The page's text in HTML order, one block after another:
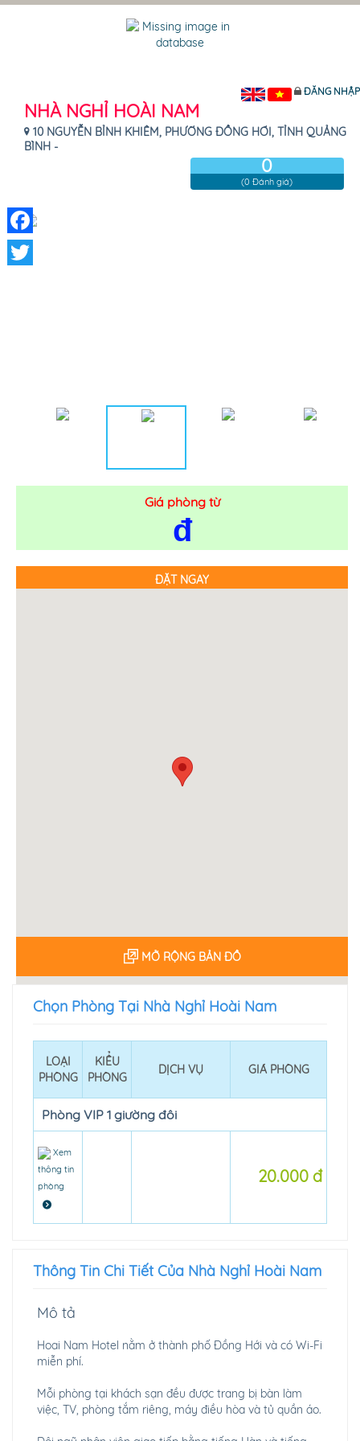
ĐĂNG NHẬP
NHÀ NGHỈ HOÀI NAM
10 NGUYỄN BỈNH KHIÊM, PHƯỜNG ĐỒNG HỚI, TỈNH QUẢNG
BÌNH -
0
(0 Đánh giá)
Giá phòng từ
đ
ĐẶT NGAY
MỞ RỘNG BẢN ĐỒ
Chọn Phòng Tại Nhà Nghỉ Hoài Nam
LOẠI
PHÒNG
KIỂU
PHÒNG
DỊCH VỤ GIÁ PHÒNG
Phòng VIP 1 giường đôi
Xem
thông tin
phòng
20.000 đ
Thông Tin Chi Tiết Của Nhà Nghỉ Hoài Nam
Mô tả
Hoai Nam Hotel nằm ở thành phố Đồng Hới và có Wi-Fi
miễn phí.
Mỗi phòng tại khách sạn đều được trang bị bàn làm
việc, TV, phòng tắm riêng, máy điều hòa và tủ quần áo.
Facebook